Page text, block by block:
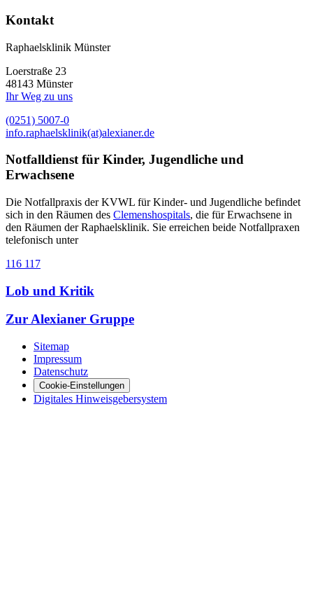
Kontakt
Raphaelsklinik Münster
Loerstraße 23
48143 Münster
Ihr Weg zu uns
(0251) 5007-0
info.raphaelsklinik(at)alexianer.de
Notfalldienst für Kinder, Jugendliche und
Erwachsene
Die Notfallpraxis der KVWL für Kinder- und Jugendliche befindet
sich in den Räumen des Clemenshospitals, die für Erwachsene in
den Räumen der Raphaelsklinik. Sie erreichen beide Notfallpraxen
telefonisch unter
116 117
Lob und Kritik
Zur Alexianer Gruppe
Sitemap
Impressum
Datenschutz
Cookie-Einstellungen
Digitales Hinweisgebersystem